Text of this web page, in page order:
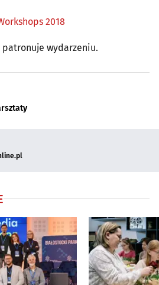
2018
wydarzeniu.